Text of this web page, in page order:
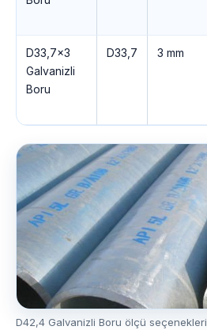
D33,7×3
Galvanizli
Boru
D33,7 3 mm
D42,4 Galvanizli Boru ölçü seçenekleri